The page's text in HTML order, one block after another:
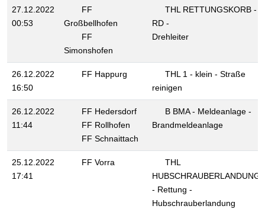
27.12.2022
00:53
FF
Großbellhofen
FF
Simonshofen
THL RETTUNGSKORB -
RD -
Drehleiter
26.12.2022
16:50
FF Happurg
THL 1 - klein - Straße
reinigen
26.12.2022
11:44
FF Hedersdorf
FF Rollhofen
FF Schnaittach
B BMA - Meldeanlage -
Brandmeldeanlage
25.12.2022
17:41
FF Vorra
THL
HUBSCHRAUBERLANDUNG
- Rettung -
Hubschrauberlandung